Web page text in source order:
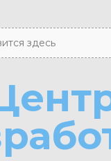
здесь